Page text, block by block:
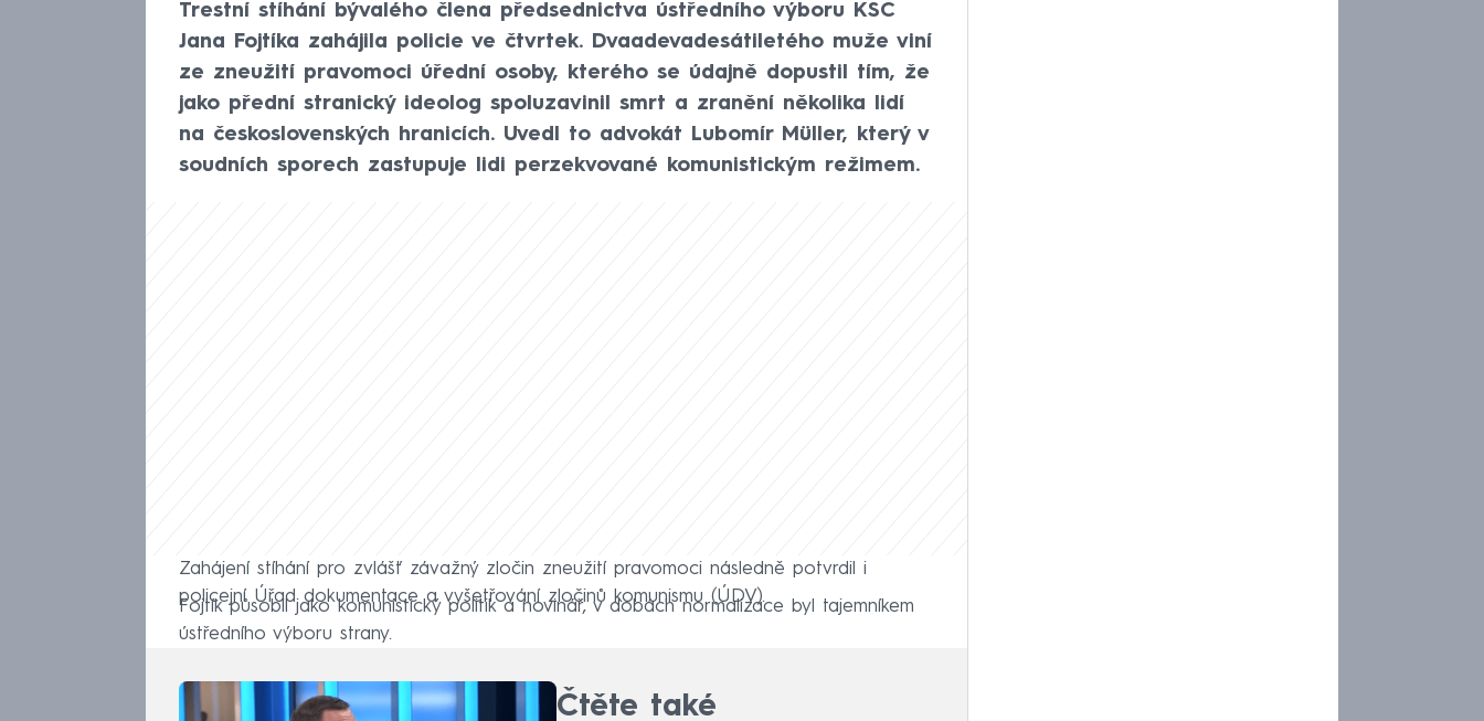
Trestní stíhání bývalého člena předsednictva ústředního výboru KSČ
Jana Fojtíka zahájila policie ve čtvrtek. Dvaadevadesátiletého muže viní
ze zneužití pravomoci úřední osoby, kterého se údajně dopustil tím, že
jako přední stranický ideolog spoluzavinil smrt a zranění několika lidí
na československých hranicích. Uvedl to advokát Lubomír Müller, který v
soudních sporech zastupuje lidi perzekvované komunistickým režimem.
Zahájení stíhání pro zvlášť závažný zločin zneužití pravomoci následně potvrdil i
policejní Úřad dokumentace a vyšetřování zločinů komunismu (ÚDV).
Fojtík působil jako komunistický politik a novinář, v dobách normalizace byl tajemníkem
ústředního výboru strany.
Čtěte také